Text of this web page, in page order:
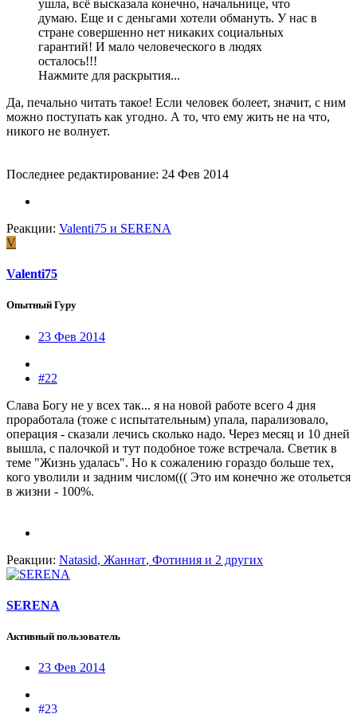
ушла, всё высказала конечно, начальнице, что
думаю. Еще и с деньгами хотели обмануть. У нас в
стране совершенно нет никаких социальных
гарантий! И мало человеческого в людях
осталось!!!
Нажмите для раскрытия...
Да, печально читать такое! Если человек болеет, значит, с ним
можно поступать как угодно. А то, что ему жить не на что,
никого не волнует.
Последнее редактирование: 24 Фев 2014
Реакции: Valenti75 и SERENA
V
Valenti75
Опытный Гуру
23 Фев 2014
#22
Слава Богу не у всех так... я на новой работе всего 4 дня
проработала (тоже с испытательным) упала, парализовало,
операция - сказали лечись сколько надо. Через месяц и 10 дней
вышла, с палочкой и тут подобное тоже встречала. Светик в
теме "Жизнь удалась". Но к сожалению гораздо больше тех,
кого уволили и задним числом((( Это им конечно же отольется
в жизни - 100%.
Реакции: Natasid, Жаннат, Фотиния и 2 других
SERENA
Активный пользователь
23 Фев 2014
#23